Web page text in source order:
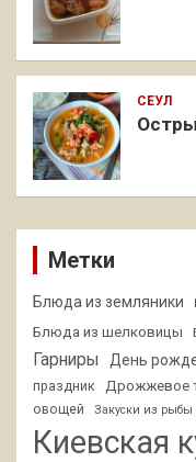
СЕУЛ
Метки
Блюда из земляники
Блюда из шелковицы
Гарниры День
праздник
Дрожжевое
овощей
Закуски из рыбы
Киевская